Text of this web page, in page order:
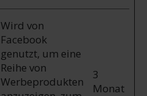
Wird von
Facebook
genutzt, um eine
Reihe von
Werbeprodukten
3
Monat